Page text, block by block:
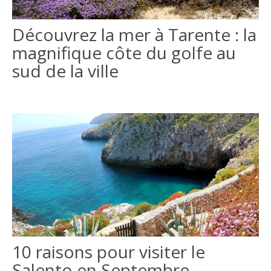
ENGLISH
Découvrez la mer à Tarente : la
magnifique côte du golfe au
sud de la ville
10 raisons pour visiter le